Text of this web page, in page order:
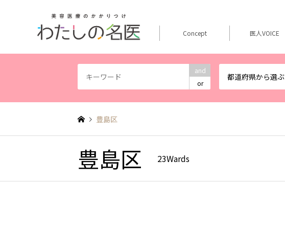
and
or
都道府県から選ぶ
Concept 医人VOICE
豊島区
豊島区 23Wards